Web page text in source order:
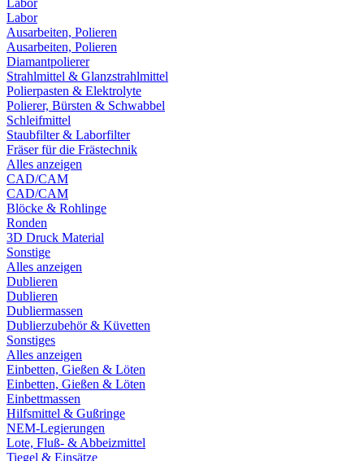
Labor
Labor
Ausarbeiten, Polieren
Ausarbeiten, Polieren
Diamantpolierer
Strahlmittel & Glanzstrahlmittel
Polierpasten & Elektrolyte
Polierer, Bürsten & Schwabbel
Schleifmittel
Staubfilter & Laborfilter
Fräser für die Frästechnik
Alles anzeigen
CAD/CAM
CAD/CAM
Blöcke & Rohlinge
Ronden
3D Druck Material
Sonstige
Alles anzeigen
Dublieren
Dublieren
Dubliermassen
Dublierzubehör & Küvetten
Sonstiges
Alles anzeigen
Einbetten, Gießen & Löten
Einbetten, Gießen & Löten
Einbettmassen
Hilfsmittel & Gußringe
NEM-Legierungen
Lote, Fluß- & Abbeizmittel
Tiegel & Einsätze